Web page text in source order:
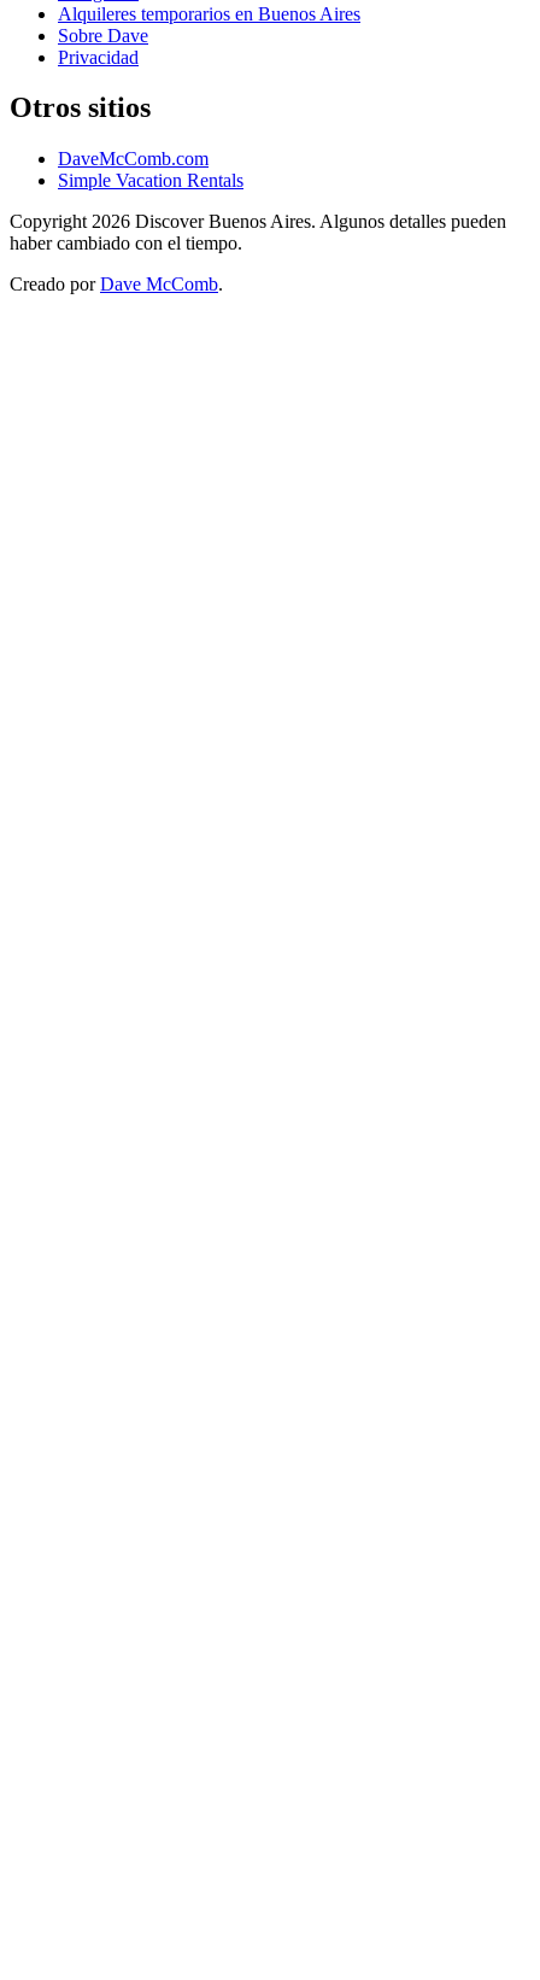
Alquileres temporarios en Buenos Aires
Sobre Dave
Privacidad
Otros sitios
DaveMcComb.com
Simple Vacation Rentals
Copyright 2026 Discover Buenos Aires. Algunos detalles pueden
haber cambiado con el tiempo.
Creado porDave McComb.